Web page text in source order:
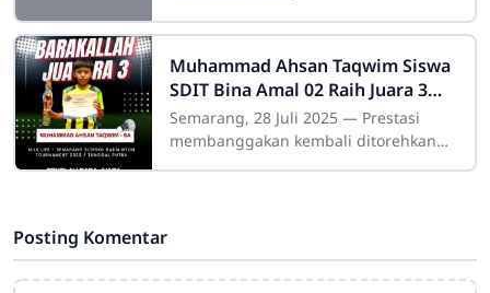
Muhammad Ahsan Taqwim Siswa
SDIT Bina Amal 02 Raih Juara 3
Secara Dramatis di Milk Life
Semarang School Badminton
Semarang, 28 Juli 2025 — Prestasi
membanggakan kembali ditorehkan
Posting Komentar